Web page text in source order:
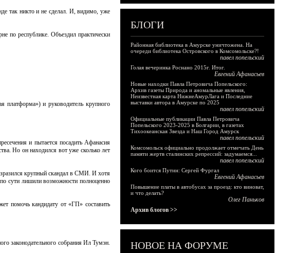
так никто и не сделал. И, видимо, уже
по республике. Объездил практически
платформа») и руководитель крупного
и пытается посадить Афанасия
Но он находился вот уже сколько лет
крупный скандал в СМИ. И хотя
сути лишили возможности полноценно
помочь кандидату от «ГП» составить
законодательного собрания Ил Тумэн.
БЛОГИ
Районная библиотека в Амурске уничтожена. На
очереди библиотека Островского в Комсомольске?!
павел попельский
Голая вечеринка Роснано 2015г. Итог.
Евгений Афанасьев
Новые находки Павла Петровича Попельского:
Архив газеты Природа и аномальные явления,
Неизвестная карта НижнеАмурЛага и Последние
выставки автора в Амурске по 2025
павел попельский
Официальные публикации Павла Петровича
Попельского 2023-2025 в Болгарии, в газетах
Тихоокеанская Звезда и Наш Город Амурск
павел попельский
Комсомольск официально продолжает отмечать День
памяти жертв сталинских репрессий: задумаемся...
павел попельский
Кого боится Путин: Сергей Фургал
Евгений Афанасьев
Повышение платы в автобусах за проезд: кто виноват,
и что делать?
Олег Паньков
Архив блогов >>
НОВОЕ НА ФОРУМЕ